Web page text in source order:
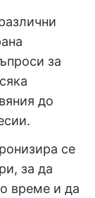
за
до
се
за да
време и да